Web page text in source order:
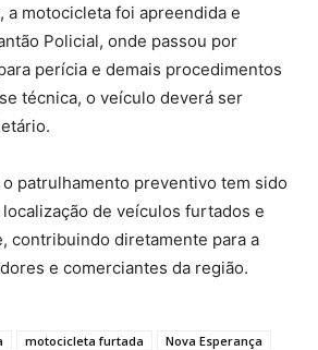
a motocicleta foi apreendida e
Policial, onde passou por
perícia e demais procedimentos
técnica, o veículo deverá ser
patrulhamento preventivo tem sido
de veículos furtados e
contribuindo diretamente para a
e comerciantes da região.
motocicleta furtada
Nova Esperança